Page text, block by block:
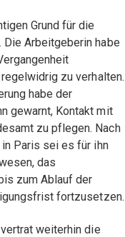
Grund für die
Die Arbeitgeberin habe
zu verhalten.
habe der
gewarnt, Kontakt mit
zu pflegen. Nach
Paris sei es für ihn
das
zum Ablauf der
fortzusetzen.
weiterhin die